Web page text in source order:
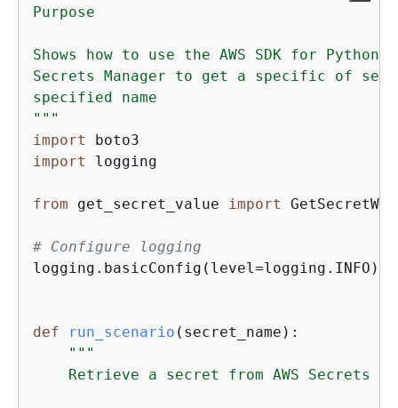
Purpose
Shows how to use the AWS SDK for Python
Secrets Manager to get a specific of
specified name
"""
import
import
logging
from get_secret_value import
# Configure logging
logging.basicConfig(level=logging.INFO)
def run_scenario ( secret_name ):
"""
Retrieve a secret from AWS Secrets